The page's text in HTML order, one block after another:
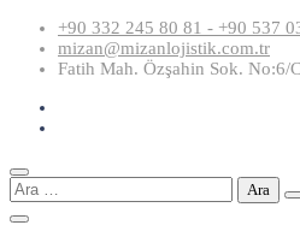
Skip
content
+90 332 245 80 81 - +90 537
mizan@mizanlojistik.com.tr
Fatih Mah. Özşahin Sok.
Arama: